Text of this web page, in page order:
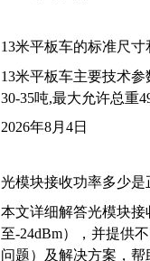
13米平板车的标准尺寸
13米平板车主要技术参
30-35吨,最大允许总重
2026年8月4日
光模块接收功率多少是
本文详细解答光模块
至-24dBm），并提供
问题）及解决方案，帮